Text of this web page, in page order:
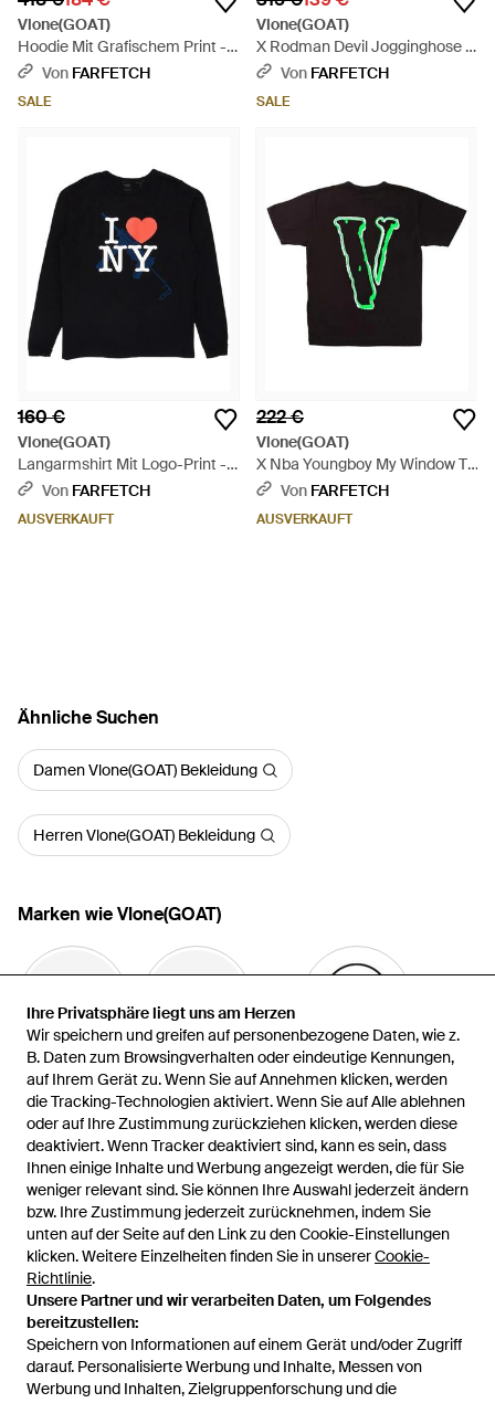
Ihre Privatsphäre liegt uns am Herzen
Wir speichern und greifen auf personenbezogene Daten, wie z.
B. Daten zum Browsingverhalten oder eindeutige Kennungen,
auf Ihrem Gerät zu. Wenn Sie auf Annehmen klicken, werden
die Tracking-Technologien aktiviert. Wenn Sie auf Alle ablehnen
oder auf Ihre Zustimmung zurückziehen klicken, werden diese
deaktiviert. Wenn Tracker deaktiviert sind, kann es sein, dass
Ihnen einige Inhalte und Werbung angezeigt werden, die für Sie
weniger relevant sind. Sie können Ihre Auswahl jederzeit ändern
bzw. Ihre Zustimmung jederzeit zurücknehmen, indem Sie
unten auf der Seite auf den Link zu den Cookie-Einstellungen
klicken. Weitere Einzelheiten finden Sie in unsererCookie-
Richtlinie.
Unsere Partner und wir verarbeiten Daten, um Folgendes
bereitzustellen:
Speichern von Informationen auf einem Gerät und/oder Zugriff
darauf. Personalisierte Werbung und Inhalte, Messen von
Werbung und Inhalten, Zielgruppenforschung und die
Ihre Privatsphäre liegt uns am Herzen
Wir speichern und greifen auf personenbezogene Daten, wie z.
B. Daten zum Browsingverhalten oder eindeutige Kennungen,
auf Ihrem Gerät zu. Wenn Sie auf Annehmen klicken, werden
die Tracking-Technologien aktiviert. Wenn Sie auf Alle ablehnen
oder auf Ihre Zustimmung zurückziehen klicken, werden diese
deaktiviert. Wenn Tracker deaktiviert sind, kann es sein, dass
Ihnen einige Inhalte und Werbung angezeigt werden, die für Sie
weniger relevant sind. Sie können Ihre Auswahl jederzeit ändern
bzw. Ihre Zustimmung jederzeit zurücknehmen, indem Sie
unten auf der Seite auf den Link zu den Cookie-Einstellungen
klicken. Weitere Einzelheiten finden Sie in unsererCookie-
Richtlinie.
Unsere Partner und wir verarbeiten Daten, um Folgendes
bereitzustellen:
Speichern von Informationen auf einem Gerät und/oder Zugriff
darauf. Personalisierte Werbung und Inhalte, Messen von
Werbung und Inhalten, Zielgruppenforschung und die
Vlone(GOAT)
Hoodie Mit Grafischem Print -
GrünVon FARFETCH
SALE
Vlone(GOAT)
X Rodman Devil Jogginghose -
Schwarz
Von FARFETCH
SALE
160 €
Vlone(GOAT)
Langarmshirt Mit Logo-Print -
Schwarz
Von FARFETCH
AUSVERKAUFT
222 €
Vlone(GOAT)
X Nba Youngboy My Window T-
Shirt - Schwarz
Von FARFETCH
AUSVERKAUFT
Ähnliche Suchen
Damen Vlone(GOAT) Bekleidung
Herren Vlone(GOAT) Bekleidung
Marken wie Vlone(GOAT)
South2 West8 424 Mostly Heard Rarely Seen
Purple Bluemarble Sinclair
Mehr anzeigen